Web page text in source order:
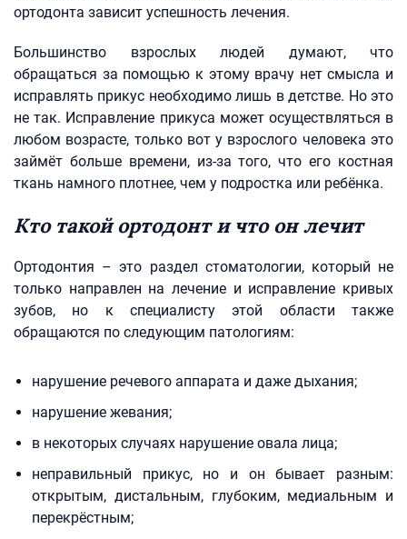
ортодонта зависит успешность лечения.
Большинство взрослых людей думают, что
обращаться за помощью к этому врачу нет смысла и
исправлять прикус необходимо лишь в детстве. Но это
не так. Исправление прикуса может осуществляться в
любом возрасте, только вот у взрослого человека это
займёт больше времени, из-за того, что его костная
ткань намного плотнее, чем у подростка или ребёнка.
Кто такой ортодонт и что он лечит
Ортодонтия – это раздел стоматологии, который не
только направлен на лечение и исправление кривых
зубов, но к специалисту этой области также
обращаются по следующим патологиям:
нарушение речевого аппарата и даже дыхания;
нарушение жевания;
в некоторых случаях нарушение овала лица;
неправильный прикус, но и он бывает разным:
открытым, дистальным, глубоким, медиальным и
перекрёстным;